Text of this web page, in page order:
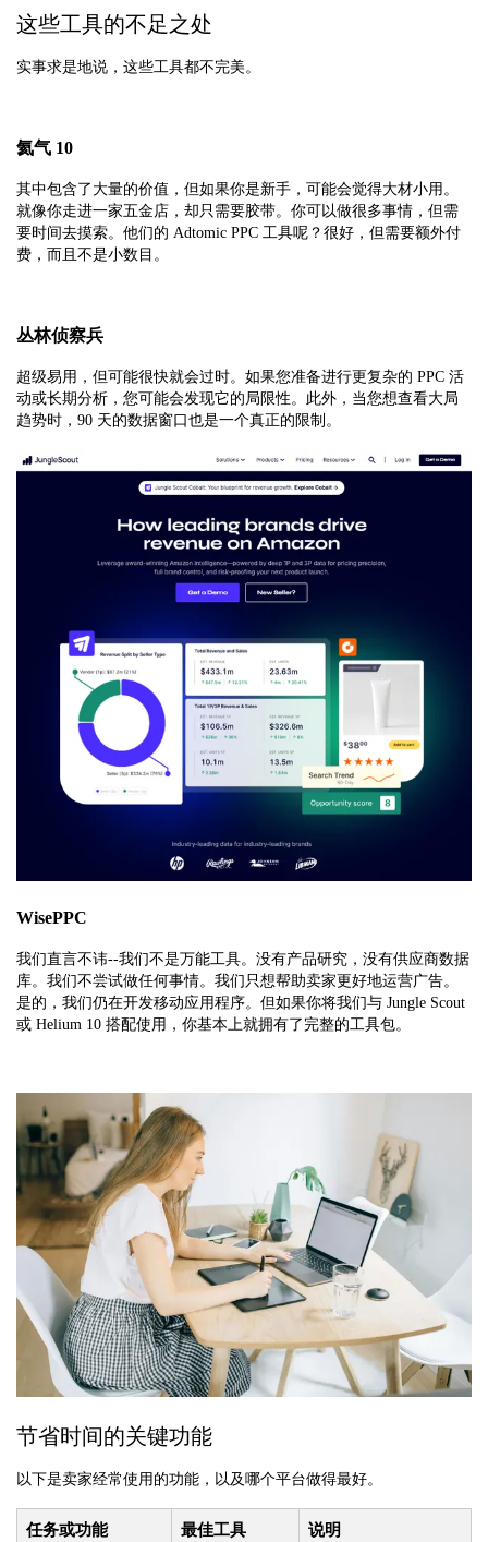
这些工具的不足之处
实事求是地说，这些工具都不完美。
氦气 10
其中包含了大量的价值，但如果你是新手，可能会觉得大材小用。
就像你走进一家五金店，却只需要胶带。你可以做很多事情，但需
要时间去摸索。他们的 Adtomic PPC 工具呢？很好，但需要额外付
费，而且不是小数目。
丛林侦察兵
超级易用，但可能很快就会过时。如果您准备进行更复杂的 PPC 活
动或长期分析，您可能会发现它的局限性。此外，当您想查看大局
趋势时，90 天的数据窗口也是一个真正的限制。
WisePPC
我们直言不讳--我们不是万能工具。没有产品研究，没有供应商数据
库。我们不尝试做任何事情。我们只想帮助卖家更好地运营广告。
是的，我们仍在开发移动应用程序。但如果你将我们与 Jungle Scout
或 Helium 10 搭配使用，你基本上就拥有了完整的工具包。
节省时间的关键功能
以下是卖家经常使用的功能，以及哪个平台做得最好。
任务或功能 最佳工具 说明